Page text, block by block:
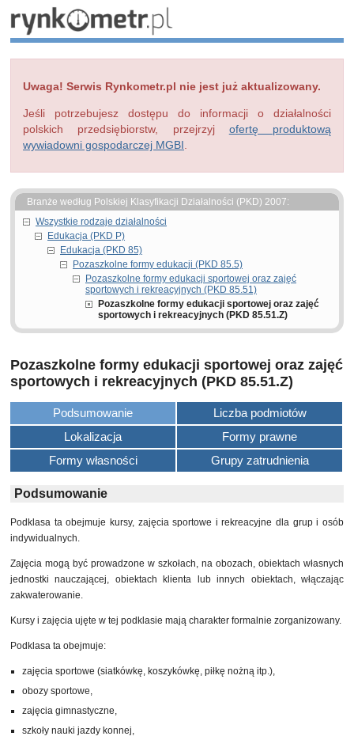
Uwaga! Serwis Rynkometr.pl nie jest już aktualizowany.
Jeśli potrzebujesz dostępu do informacji o działalności
polskich przedsiębiorstw, przejrzyj ofertę produktową
wywiadowni gospodarczej MGBI
Branże według Polskiej Klasyfikacji Działalności (PKD) 2007:
Wszystkie rodzaje działalności
Edukacja (PKD P)
Edukacja (PKD 85)
Pozaszkolne formy edukacji (PKD 85.5)
Pozaszkolne formy edukacji sportowej oraz zajęć
sportowych i rekreacyjnych (PKD 85.51)
Pozaszkolne formy edukacji sportowej oraz zajęć
sportowych i rekreacyjnych (PKD 85.51.Z)
Pozaszkolne formy edukacji sportowej oraz zajęć
sportowych i rekreacyjnych (PKD 85.51.Z)
Podsumowanie
Liczba podmiotów
Lokalizacja
Formy prawne
Formy własności
Grupy zatrudnienia
Podsumowanie
Podklasa ta obejmuje kursy, zajęcia sportowe i rekreacyjne dla grup i osób
indywidualnych.
Zajęcia mogą być prowadzone w szkołach, na obozach, obiektach własnych
jednostki nauczającej, obiektach klienta lub innych obiektach, włączając
zakwaterowanie.
Kursy i zajęcia ujęte w tej podklasie mają charakter formalnie zorganizowany.
Podklasa ta obejmuje:
zajęcia sportowe (siatkówkę, koszykówkę, piłkę nożną itp.),
obozy sportowe,
zajęcia gimnastyczne,
szkoły nauki jazdy konnej,